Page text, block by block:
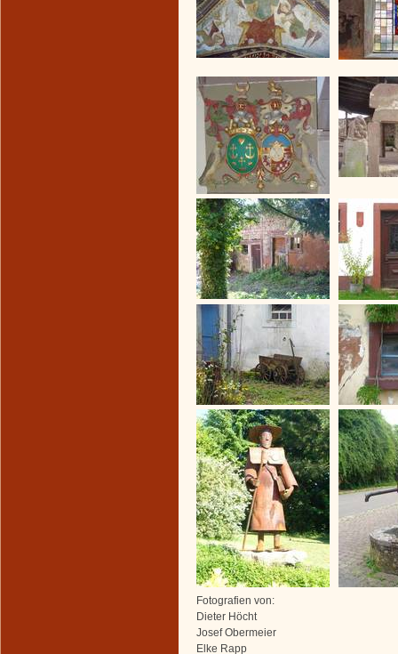
Fotografien von:
Dieter Höcht
Josef Obermeier
Elke Rapp